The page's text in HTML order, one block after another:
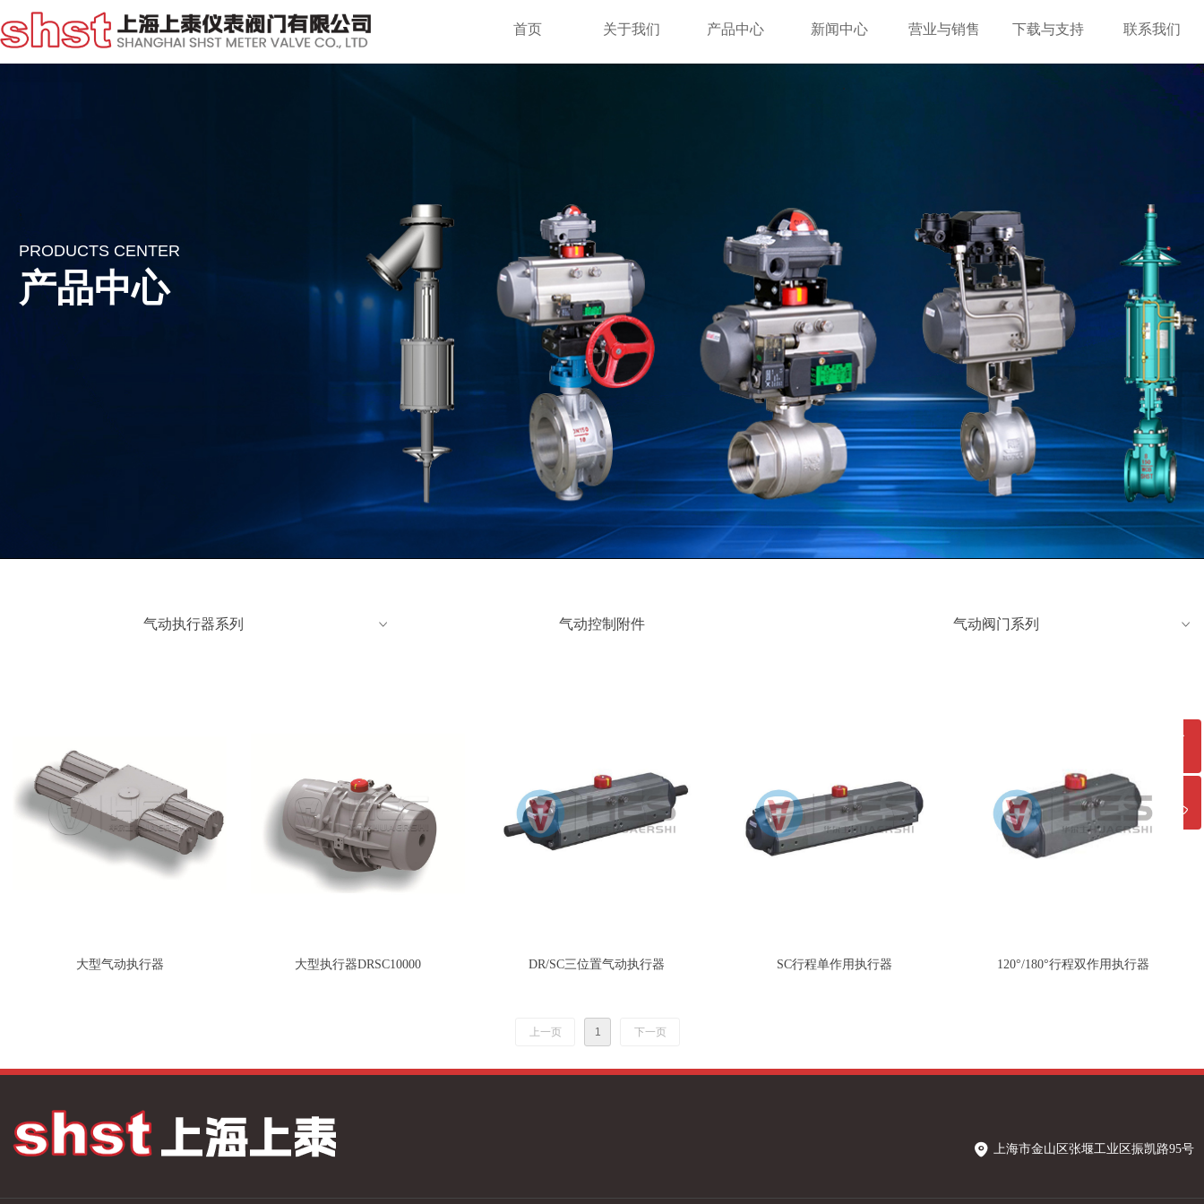
首页 关于我们 产品中心 新闻中心
新闻中心
营业与销售 下载与支持 联系我们
联系我们
PRODUCTS CENTER
产品中心
ꀁ
气动执行器系列 气动控制附件 ꀁ
气动阀门系列
大型气动执行器 大型执行器DRSC10000 DR/SC三位置气动执行器 SC行程单作用执行器 120°/180°行程双作用执行器
上一页 1 下一页
上海市金山区张堰工业区振凯路95号
ꁸ
ꂅ